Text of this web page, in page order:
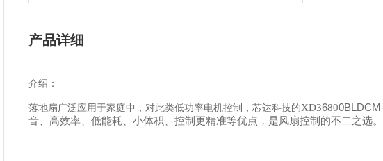
产品详细
介绍 ：
落地扇广泛应用于家庭中，对此类低功率电机控制，芯达科技的XD3680
音、高效率、低能耗、小体积、控制更精准等优点，是风扇控制的不二之选。